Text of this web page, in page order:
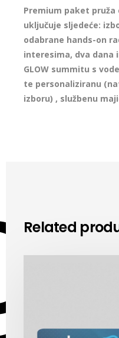
Premium paket
uključuje sljedeće:
odabrane hands-on
interesima, dva dana
GLOW summitu s
te personaliziranu
izboru) , službenu
Related